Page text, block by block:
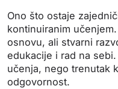
Ono što ostaje
kontinuiranim
osnovu, ali stvarni
edukacije i rad na
učenja, nego trenutak
odgovornost.